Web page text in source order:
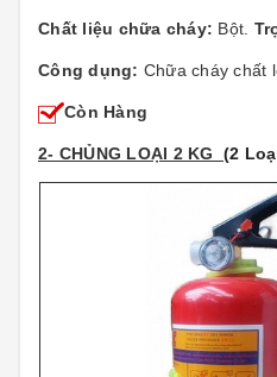
Chất liệu chữa cháy: Bột.
Công dụng: Chữa cháy chất
Còn Hàng
2- CHỦNG LOẠI 2 KG (2